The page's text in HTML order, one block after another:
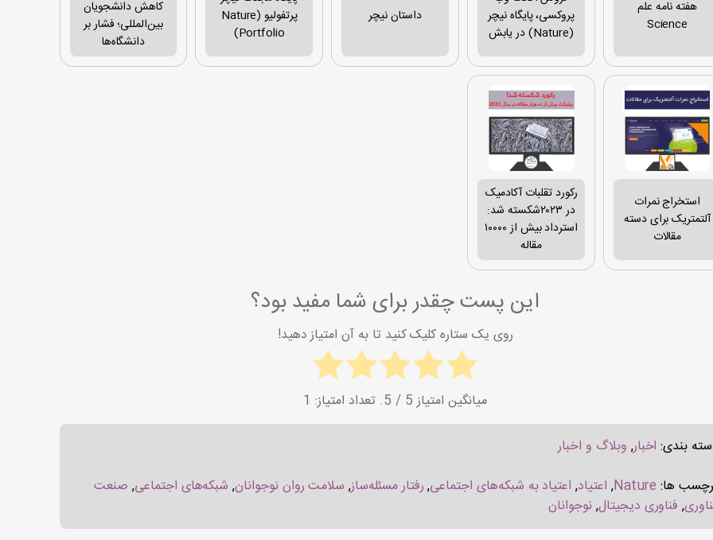
هفته نامه علم
Science
پروکسی، پایگاه نیچر
(Nature) در یابش
داستان نیچر
پرتفولیو (Nature
Portfolio)
کاهش دانشجویان
بین‌المللی؛ فشار بر
دانشگاه‌ها
استخراج نمرات
آلتمتریک برای دسته
مقالات
رکورد تقلبات آکادمیک
در ۲۰۲۳شکسته شد:
استرداد بیش از ۱۰۰۰۰
مقاله
این پست چقدر برای شما مفید بود؟
روی یک ستاره کلیک کنید تا به آن امتیاز دهید!
میانگین امتیاز5 / 5. تعداد امتیاز: 1
بندی: اخبار, وبلاگ و اخبار
ها: Nature
, اعتیاد, اعتیاد به شبکه‌های اجتماعی,رفتار مسئله‌ساز, سلامت روان نوجوانان, شبکه‌های اجتماعی, صنعت
, فناوری دیجیتال,نوجوانان